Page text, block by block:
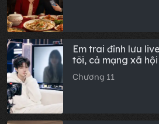
Em trai đỉnh lưu
tôi, cả mạng xã
Chương 11